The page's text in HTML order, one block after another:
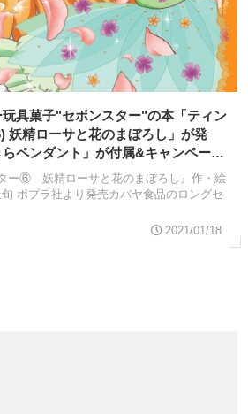
具菓子"セボンスター"の本「ティン
妖精ローサと花のまぼろし」が発
ペンダント」が付属&キャンペーン
ター⑥ 妖精ローサと花のまぼろし』作・絵
ポプラ社より発売カバヤ食品のロングセ
2021/01/18